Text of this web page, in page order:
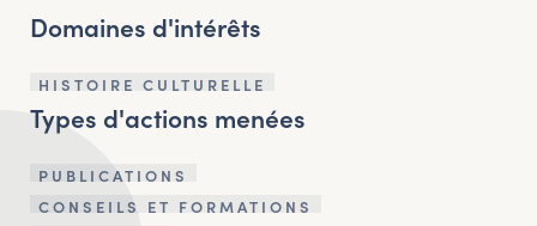
Domaines d'intérêts
HISTOIRE CULTURELLE
Types d'actions menées
PUBLICATIONS
CONSEILS ET FORMATIONS